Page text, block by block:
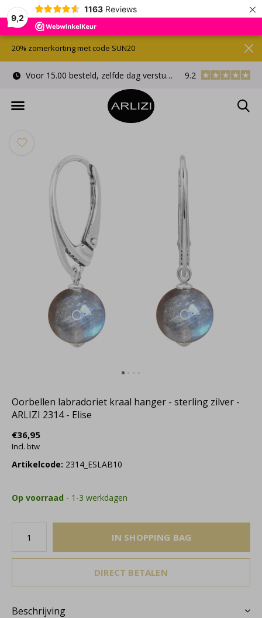
9,2
1163 Reviews ×
Voor 15.00 besteld, zelfde dag verstuurd Gratis
9.2
20% zomerkorting met code SUN20
Oorbellen labradoriet kraal hanger - sterling zilver -
ARLIZI 2314 - Elise
€36,95
Incl. btw
Artikelcode: 2314_ESLAB10
Op voorraad - 1-3 werkdagen
IN SHOPPING BAG
DIRECT BETALEN
Beschrijving